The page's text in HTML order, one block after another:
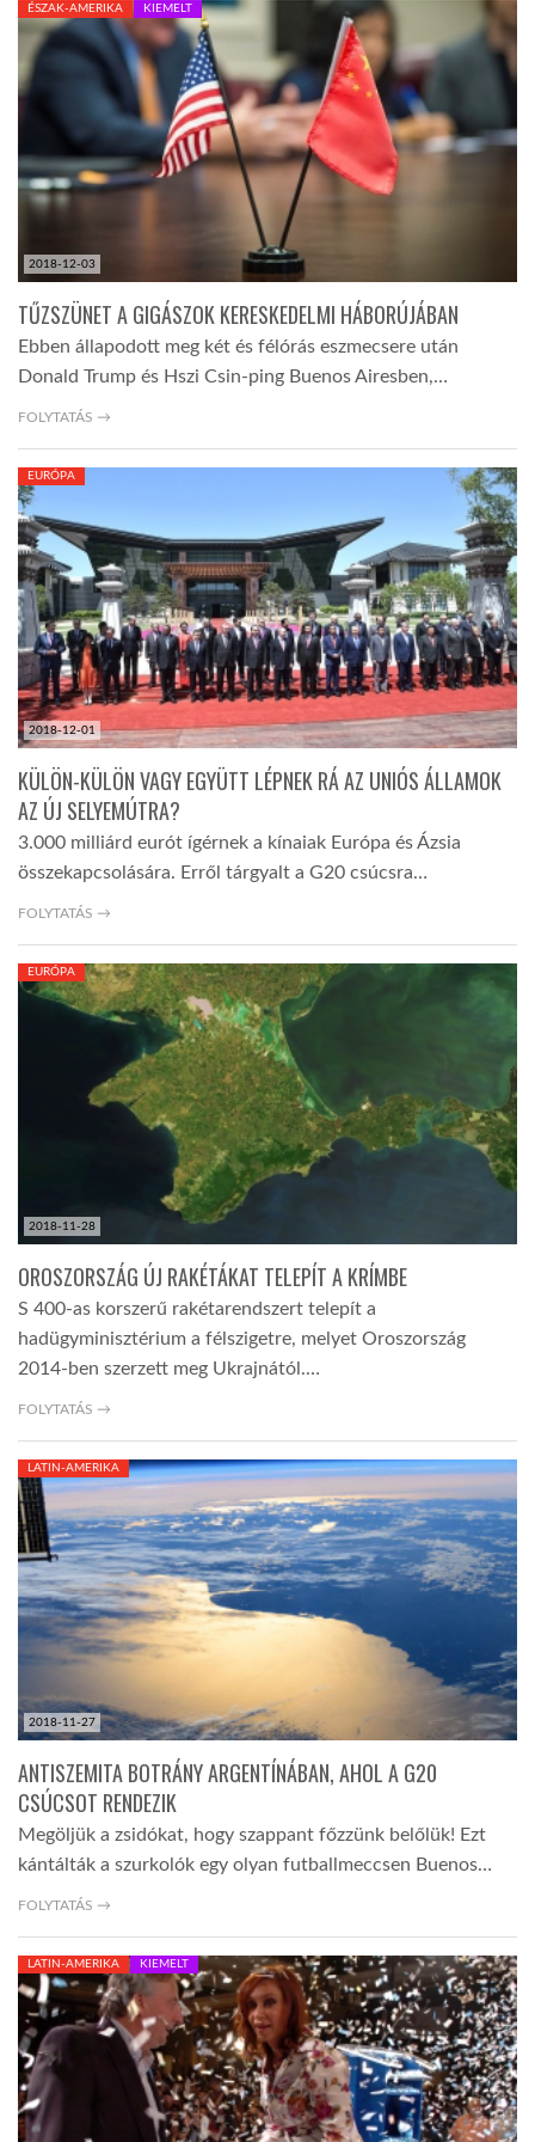
TROPICALMAGAZIN
GLOBOTV
AFRIKA TUDÁSTÁR
A NAP SZÉPE
LINKTR.EE
LATIMO.HU
GLOBOBOOK
2018-12-03
ÉSZAK-AMERIKA KIEMELT
TŰZSZÜNET A GIGÁSZOK KERESKEDELMI HÁBORÚJÁBAN
Ebben állapodott meg két és félórás eszmecsere után
Donald Trump és Hszi Csin-ping Buenos Airesben,…
FOLYTATÁS →
2018-12-01
EURÓPA
KÜLÖN-KÜLÖN VAGY EGYÜTT LÉPNEK RÁ AZ UNIÓS ÁLLAMOK
AZ ÚJ SELYEMÚTRA?
3.000 milliárd eurót ígérnek a kínaiak Európa és Ázsia
összekapcsolására. Erről tárgyalt a G20 csúcsra…
FOLYTATÁS →
2018-11-28
EURÓPA
OROSZORSZÁG ÚJ RAKÉTÁKAT TELEPÍT A KRÍMBE
S 400-as korszerű rakétarendszert telepít a
hadügyminisztérium a félszigetre, melyet Oroszország
2014-ben szerzett meg Ukrajnától.…
FOLYTATÁS →
2018-11-27
LATIN-AMERIKA
ANTISZEMITA BOTRÁNY ARGENTÍNÁBAN, AHOL A G20
CSÚCSOT RENDEZIK
Megöljük a zsidókat, hogy szappant főzzünk belőlük! Ezt
kántálták a szurkolók egy olyan futballmeccsen Buenos…
FOLYTATÁS →
LATIN-AMERIKA KIEMELT